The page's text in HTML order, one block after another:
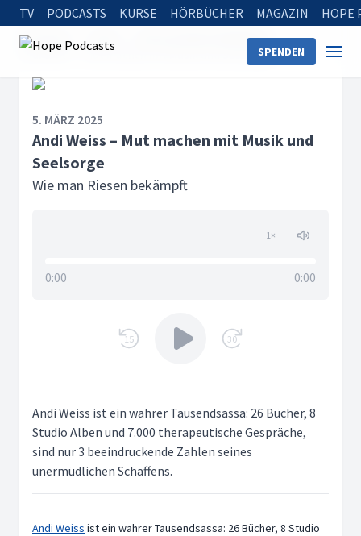
TV PODCASTS KURSE HÖRBÜCHER MAGAZIN HOPE
SPENDEN
Startseite
Wie man Riesen bekämpft
Andi Weiss – Mut machen mit Musik und Seelsorge
5. MÄRZ 2025
Andi Weiss – Mut machen mit Musik und
Seelsorge
Wie man Riesen bekämpft
1×
0:00 0:00
15 30
Andi Weiss ist ein wahrer Tausendsassa: 26 Bücher, 8
Studio Alben und 7.000 therapeutische Gespräche,
sind nur 3 beeindruckende Zahlen seines
unermüdlichen Schaffens.
Andi Weiss ist ein wahrer Tausendsassa: 26 Bücher, 8 Studio